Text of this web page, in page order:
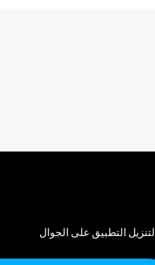
لتنزيل التطبيق على الجوال